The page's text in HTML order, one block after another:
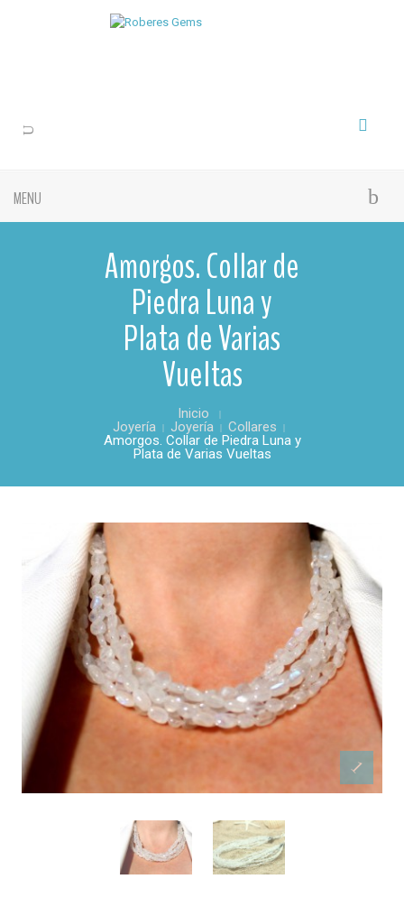
MENU
Amorgos. Collar de
Piedra Luna y
Plata de Varias
Vueltas
Inicio
Joyería
Joyería
Collares
Amorgos. Collar de Piedra Luna y
Plata de Varias Vueltas